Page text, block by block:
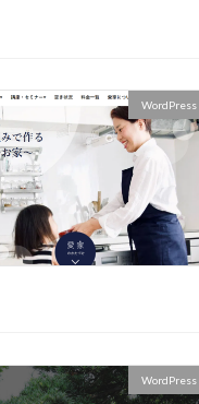
WordPress
WordPress